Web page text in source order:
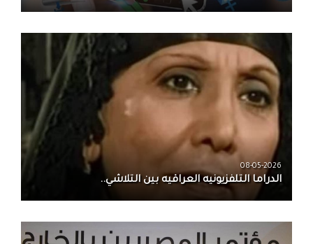
08-05-2026
الدراما التلفزيونيه العراقيه بين التلاشي..